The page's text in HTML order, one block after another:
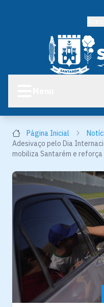
Página Inicial
Adesivaço pelo Dia
mobiliza Santarém e